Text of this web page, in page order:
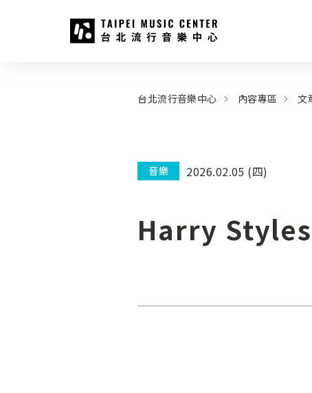
:::
台北流行音樂中心 內容專區 文
音樂 2026.02.05 (四)
Harry Styles